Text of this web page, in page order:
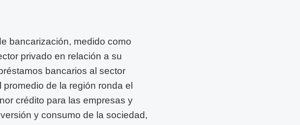
bancarización, medido como
privado en relación a su
bancarios al sector
de la región ronda el
crédito para las empresas y
y consumo de la sociedad,